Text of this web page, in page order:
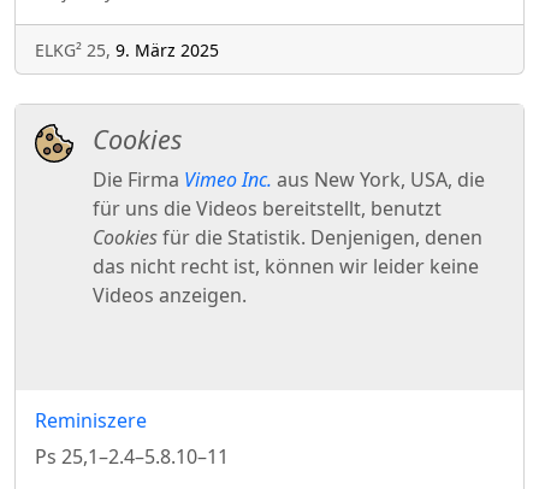
ELKG² 25, 9. März 2025
Reminiszere
Ps 25,1–2.4–5.8.10–11